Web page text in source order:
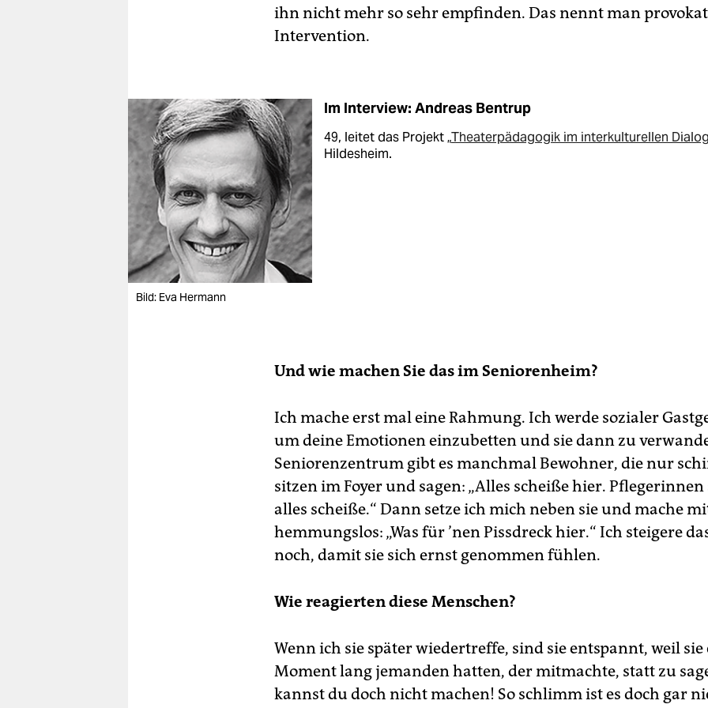
ihn nicht mehr so sehr empfinden. Das nennt man
Intervention.
Bild: Eva Hermann
Im Interview: Andreas Bentrup
49, leitet das Projekt „Theaterpädagogik im interkulturellen Dialog
Hildesheim.
Und wie machen Sie das im ­Seniorenheim?
Ich mache erst mal eine Rahmung. Ich werde sozialer
um deine Emotionen einzubetten und sie dann zu
Seniorenzentrum gibt es manchmal Bewohner, die nur
sitzen im Foyer und sagen: „Alles scheiße hier. Pflegerinnen
alles scheiße.“ Dann setze ich mich neben sie und mache
hemmungslos: „Was für ’nen Pissdreck hier.“ Ich steigere
noch, damit sie sich ernst genommen fühlen.
Wie reagierten diese Menschen?
Wenn ich sie später wiedertreffe, sind sie entspannt, weil sie
Moment lang jemanden hatten, der mitmachte, statt zu
kannst du doch nicht machen! So schlimm ist es doch gar